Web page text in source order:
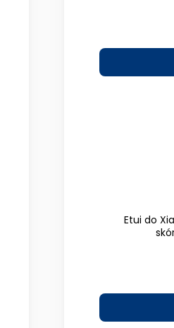
Etui do